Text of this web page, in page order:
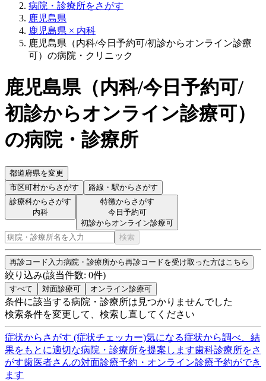
病院・診療所をさがす
鹿児島県
鹿児島県 × 内科
鹿児島県（内科/今日予約可/初診からオンライン診療
可）の病院・クリニック
鹿児島県（内科/今日予約可/
初診からオンライン診療可）
の病院・診療所
都道府県を変更
市区町村からさがす 路線・駅からさがす
診療科からさがす
内科
特徴からさがす
今日予約可
初診からオンライン診療可
検索
再診コード入力病院・診療所から再診コードを受け取った方はこちら
絞り込み(該当件数: 0件)
すべて 対面診療可 オンライン診療可
条件に該当する病院・診療所は見つかりませんでした
検索条件を変更して、検索し直してください
症状からさがす (症状チェッカー)気になる症状から調べ、結
果をもとに適切な病院・診療所を提案します歯科診療所をさ
がす歯医者さんの対面診療予約・オンライン診療予約ができ
ます